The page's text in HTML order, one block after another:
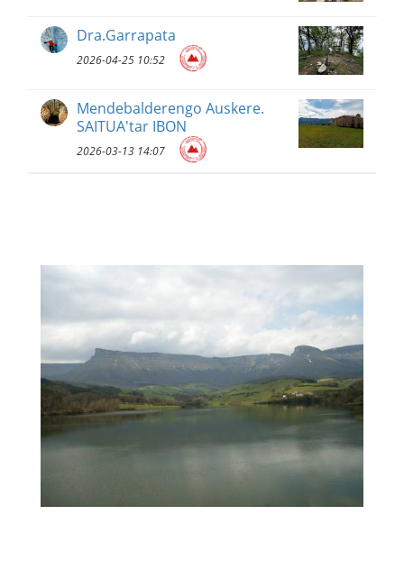
Dra.Garrapata
2026-04-25 10:52
Mendebalderengo Auskere.
SAITUA'tar IBON
2026-03-13 14:07